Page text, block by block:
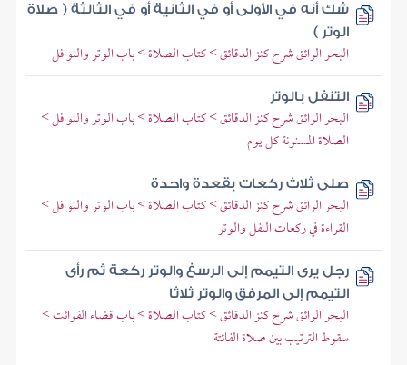
شك أنه في الأولى أو في الثانية أو في الثالثة ( صلاة
الوتر )
البحر الرائق شرح كنز الدقائق > كتاب الصلاة > باب الوتر والنوافل
التنفل بالوتر
البحر الرائق شرح كنز الدقائق > كتاب الصلاة > باب الوتر والنوافل >
الصلاة المسنونة كل يوم
صلى ثلاث ركعات بقعدة واحدة
البحر الرائق شرح كنز الدقائق > كتاب الصلاة > باب الوتر والنوافل >
القراءة في ركعات النفل والوتر
رجل يرى التيمم إلى الرسغ والوتر ركعة ثم رأى
التيمم إلى المرفق والوتر ثلاثا
البحر الرائق شرح كنز الدقائق > كتاب الصلاة > باب قضاء الفوائت >
سقوط الترتيب بين صلاة الفائتة